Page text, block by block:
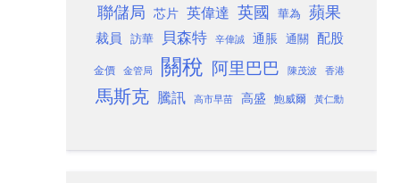
聯儲局 芯片 英偉達 英國 華為 蘋果
裁員 訪華 貝森特 辛偉誠 通脹 通關 配股
金價 金管局 關稅 阿里巴巴 陳茂波 香港
馬斯克 騰訊 高市早苗 高盛 鮑威爾 黃仁勳